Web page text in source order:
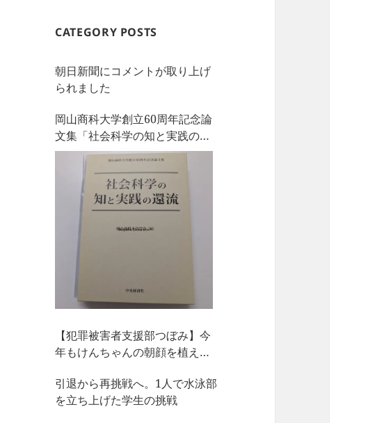
CATEGORY POSTS
朝日新聞にコメントが取り上げ
られました
岡山商科大学創立60周年記念論
文集「社会科学の知と実践の還
流」を刊行しました
【犯罪被害者支援部つぼみ】今
年もけんちゃんの朝顔を植えま
引退から再挑戦へ。1人で水泳部
を立ち上げた学生の挑戦